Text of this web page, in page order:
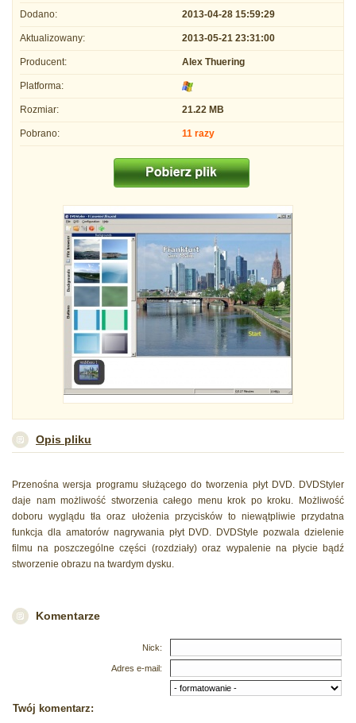
Dodano: 2013-04-28 15:59:29
Aktualizowany: 2013-05-21 23:31:00
Producent: Alex Thuering
Platforma:
Rozmiar: 21.22 MB
Pobrano: 11 razy
Opis pliku
Przenośna wersja programu służącego do tworzenia płyt DVD. DVDStyler
daje nam możliwość stworzenia całego menu krok po kroku. Możliwość
doboru wyglądu tła oraz ułożenia przycisków to niewątpliwie przydatna
funkcja dla amatorów nagrywania płyt DVD. DVDStyle pozwala dzielenie
filmu na poszczególne części (rozdziały) oraz wypalenie na płycie bądź
stworzenie obrazu na twardym dysku.
Komentarze
Nick:
Adres e-mail:
Twój komentarz: